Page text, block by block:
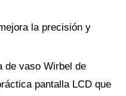
la precisión y
de vaso Wirbel de
pantalla LCD que